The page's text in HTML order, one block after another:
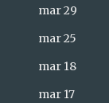
mar 29
mar 25
mar 18
mar 17